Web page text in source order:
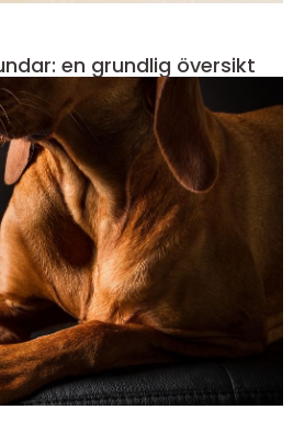
en grundlig översikt